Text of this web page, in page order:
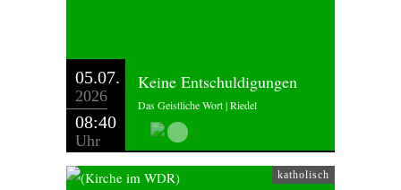
05.07.
2026
08:40
Uhr
Keine Entschuldigungen
Das Geistliche Wort | Riedel
katholisch